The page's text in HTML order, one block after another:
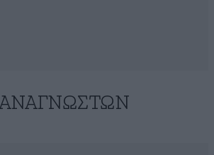
ΑΝΑΓΝΩΣΤΏΝ